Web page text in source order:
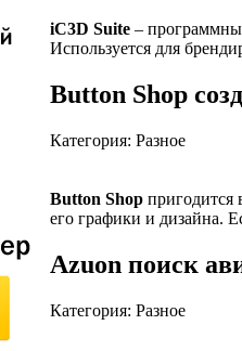
iC3D Suite –
Используется для
Button Shop
Категория: Разное
Button Shop пригодится
его графики и дизайна.
Azuon поиск
Категория: Разное